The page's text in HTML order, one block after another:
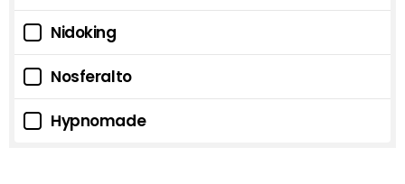
Nidoking
Nosferalto
Hypnomade